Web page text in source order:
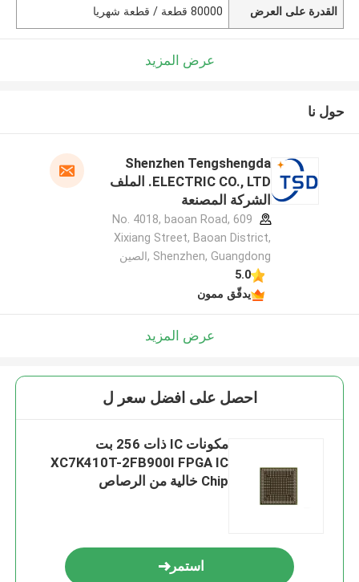
القدرة على العرض 80000 قطعة / قطعة شهريا
عرض المزيد
حول نا
Shenzhen Tengshengda
ELECTRIC CO., LTD. الملف
الشركة المصنعة
609 No. 4018, baoan Road,
Xixiang Street, Baoan District,
Shenzhen, Guangdong ,الصين
5.0
يدقّق ممون
عرض المزيد
احصل على افضل سعر ل
مكونات IC ذات 256 بت
XC7K410T-2FB900I FPGA IC
Chip خالية من الرصاص
استمر